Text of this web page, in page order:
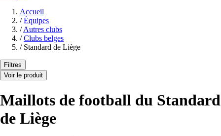
Accueil
/ Équipes
/Autres clubs
/ Clubs belges
/ Standard de Liège
Filtres
Voir le produit
Maillots de football du Standard
de Liège